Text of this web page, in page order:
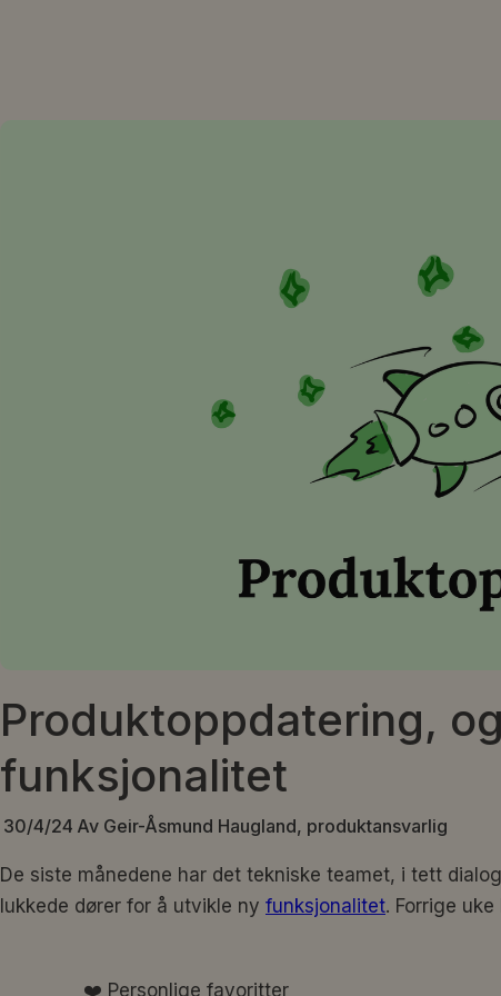
Produktoppdatering,
funksjonalitet
30/4/24 Av Geir-Åsmund Haugland, produktansvarlig
De siste månedene har det tekniske teamet, i tett
lukkede dører for å utvikle ny funksjonalitet. Forrige
❤️ Personlige favoritter